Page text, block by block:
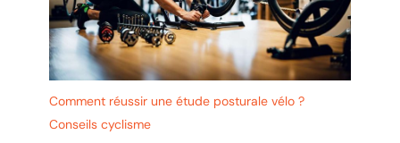
Comment réussir une étude posturale vélo ?
Conseils cyclisme